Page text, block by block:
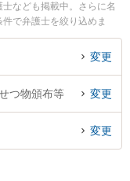
なども掲載中。さらに名
で弁護士を絞り込めま
前科あり等の細かな分野
リレオの加古 法史弁護士
今すぐに弁護士に相談し
の弁護士を検索したい』
内の弁護士に相談予約し
変更
つ物頒布等 変更
変更